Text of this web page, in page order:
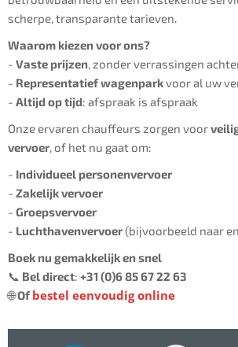
scherpe, transparante tarieven.
Waarom kiezen voor ons?
- Vaste prijzen, zonder verrassingen
- Representatief wagenparkvoor al uw
- Altijd op tijd: afspraak is afspraak
Onze ervaren chauffeurs zorgen voor
vervoer, of het nu gaat om:
- Individueel personenvervoer
- Zakelijk vervoer
- Groepsvervoer
- Luchthavenvervoer(bijvoorbeeld naar
Boek nu gemakkelijk en snel
📞 Bel direct: +31 (0)6 85 67 22 63
🌐Ofbestel eenvoudig online